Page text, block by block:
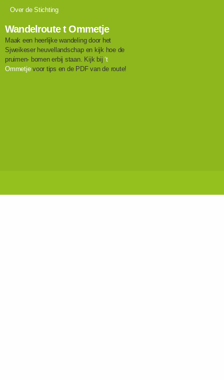
Over de Stichting
Wandelroute t Ommetje
Maak een heerlijke wandeling door het
Sjweikeser heuvellandschap en kijk hoe de
pruimen- bomen erbij staan. Kijk bij‘t
Ommetjevoor tips en de PDF van de route!